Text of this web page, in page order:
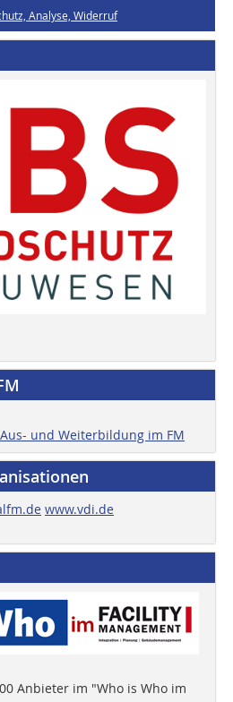
Analyse, Widerruf
und Weiterbildung im FM
www.vdi.de
Anbieter im "Who is Who im